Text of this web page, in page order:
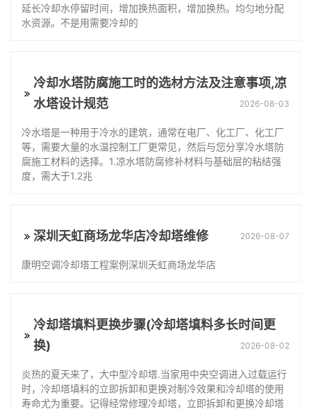
延长冷却水停留时间，增加换热面积，增加换热。均匀地分配
水资源。不是用需要冷却的
冷却水塔防腐施工时的选材方法及注意事项,凉
水塔设计规范
2026-08-03
冷水塔是一种用于冷水的建筑，通常在电厂、化工厂、化工厂
等，需要大量的水温控制工厂更常见，然后与您分享冷水塔防
腐施工材料的选择。1.凉水塔防腐修补材料与基础层的粘结强
度，需大于1.2兆
深圳天虹商场龙华店冷却塔维修 2026-08-07
康明空调冷却塔工程案例深圳天虹商场龙华店
冷却塔填料更换步骤(冷却塔填料多长时间更
换)
2026-08-02
炎热的夏天来了，大中型冷却塔.当家用中央空调进入过载运行
时，冷却塔填料的立即拆卸和更换对制冷效果和冷却塔的使用
寿命尤为重要。记得经常修理冷却塔，立即拆卸和更换冷却塔